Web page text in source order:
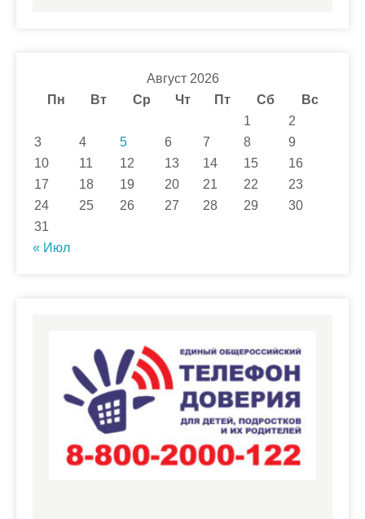
Август 2026
Пн
Вт Ср Чт Пт Сб
Вс
1
2
3
4 5 6 7 8
9
10
11 12 13 14 15
16
17
18 19 20 21 22
23
24
25 26 27 28 29
30
31
« Июл